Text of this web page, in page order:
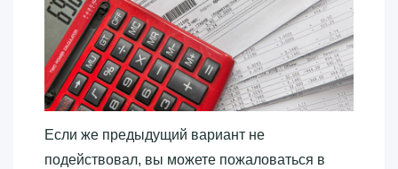
Если же предыдущий вариант не
подействовал, вы можете пожаловаться в